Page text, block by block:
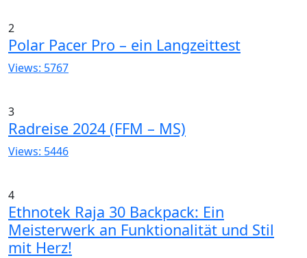
2
Polar Pacer Pro – ein Langzeittest
Views: 5767
3
Radreise 2024 (FFM – MS)
Views: 5446
4
Ethnotek Raja 30 Backpack: Ein
Meisterwerk an Funktionalität und Stil
mit Herz!